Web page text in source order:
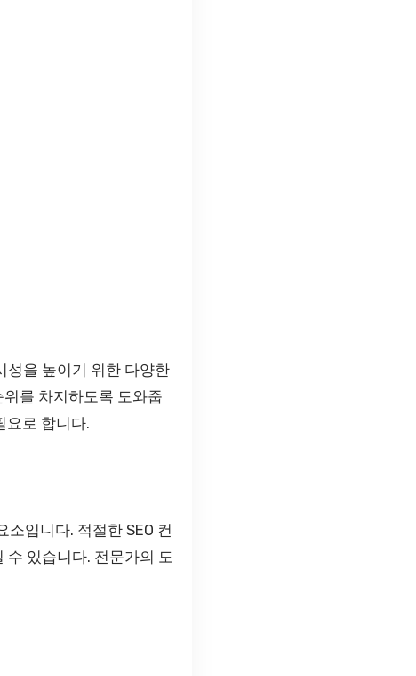
을 높이기 위한 다양한
를 차지하도록 도와줍
요로 합니다.
입니다. 적절한 SEO 컨
수 있습니다. 전문가의 도